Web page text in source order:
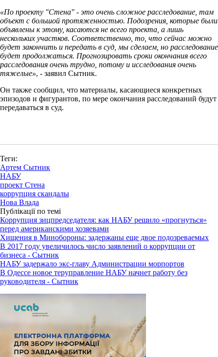
«По проекту "Стена" - это очень сложное расследование, там
объект с большой протяженностью. Подозрения, которые были
объявлены к этому, касаются не всего проекта, а лишь
нескольких участков. Соответственно, то, что сейчас можно
будет закончить и передать в суд, мы сделаем, но расследование
будет продолжаться. Прогнозировать сроки окончания всего
расследования очень трудно, потому и исследования очень
тяжелые», - заявил Сытник.
Он также сообщил, что материалы, касающиеся конкретных
эпизодов и фигурантов, по мере окончания расследований будут
передаваться в суд.
Теги:
Артем Сытник
НАБУ
проект Стена
коррупция скандалы
Нова Влада
Публікації по темі
Коррупция зицпредседателя: как НАБУ решило «прогнуться»
перед американскими хозяевами
Хищения в Минобороны: задержаны еще двое подозреваемых
В 2017 году увеличилось число заявлений о коррупции от
бизнеса - Сытник
НАБУ задержало экс-главу Администрации морпортов
В Одессе новое теруправление НАБУ начнет работу без
руководителя - Сытник